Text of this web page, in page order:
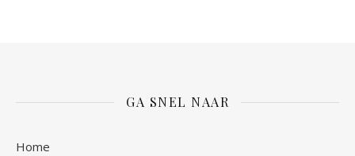
GA SNEL NAAR
Home